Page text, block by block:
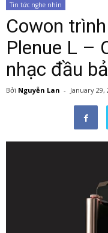
Tin tức nghe nhìn
Cowon
Plenue L –
nhạc đầu
Bởi Nguyễn Lan - January 29,